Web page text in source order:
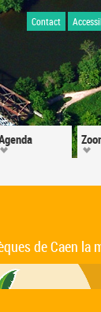
Contact
de Caen la